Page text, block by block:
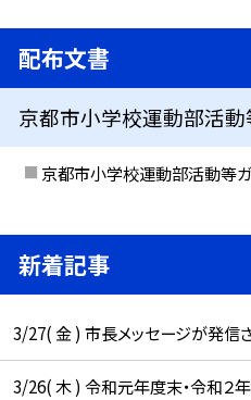
配布文書
京都市小学校運動部活動
京都市小学校運動部活動等ガ
新着記事
3/27( 金 ) 市長メッセージが発信
3/26( 木 ) 令和元年度末・令和２